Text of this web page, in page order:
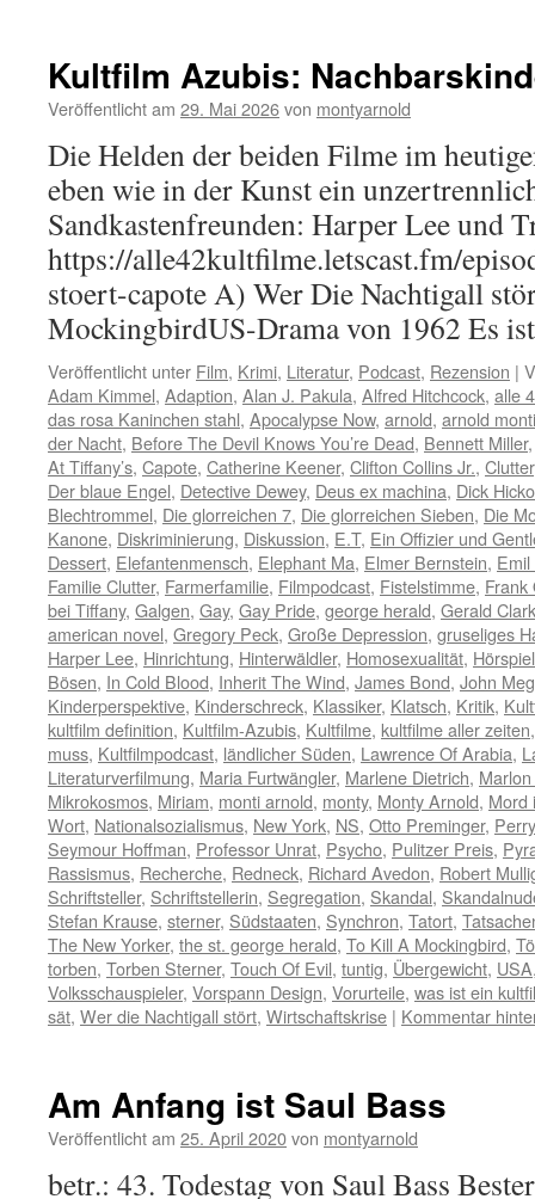
Kultfilm Azubis:
Veröffentlicht am 29. Mai 2026von montyarnold
Die Helden der beiden Filme im
eben wie in der Kunst ein
Sandkastenfreunden: Harper Lee und
https://alle42kultfilme.letscast.fm/
stoert-capote A) Wer Die Nachtigall
MockingbirdUS-Drama von 1962 Es
Veröffentlicht unter Film, Krimi, Literatur, Podcast, Rezension |
Adam Kimmel, Adaption, Alan J. Pakula, Alfred Hitchcock, alle
das rosa Kaninchen stahl, Apocalypse Now, arnold, arnold monti
der Nacht, Before The Devil Knows You’re Dead, Bennett Miller
At Tiffany’s, Capote, Catherine Keener, Clifton Collins Jr., Clutter
Der blaue Engel, Detective Dewey, Deus ex machina, Dick
Blechtrommel, Die glorreichen 7, Die glorreichen Sieben, Die
Kanone, Diskriminierung, Diskussion, E.T, Ein Offizier und
Dessert, Elefantenmensch, Elephant Ma, Elmer Bernstein,
Familie Clutter, Farmerfamilie, Filmpodcast, Fistelstimme, Frank
bei Tiffany, Galgen, Gay, Gay Pride, george herald, Gerald
american novel, Gregory Peck, Große Depression, gruseliges
Harper Lee, Hinrichtung, Hinterwäldler, Homosexualität, Hörspiel
Bösen, In Cold Blood, Inherit The Wind, James Bond, John
Kinderperspektive, Kinderschreck, Klassiker, Klatsch, Kritik,
kultfilm definition, Kultfilm-Azubis, Kultfilme, kultfilme aller zeiten
muss, Kultfilmpodcast, ländlicher Süden, Lawrence Of Arabia,
Literaturverfilmung, Maria Furtwängler, Marlene Dietrich,
Mikrokosmos, Miriam, monti arnold, monty, Monty Arnold, Mord
Wort, Nationalsozialismus, New York, NS, Otto Preminger,
Seymour Hoffman, Professor Unrat, Psycho, Pulitzer Preis,
Rassismus, Recherche, Redneck, Richard Avedon, Robert
Schriftsteller, Schriftstellerin, Segregation, Skandal,
Stefan Krause, sterner, Südstaaten, Synchron, Tatort,
The New Yorker, the st. george herald, To Kill A Mockingbird,
torben, Torben Sterner, Touch Of Evil, tuntig, Übergewicht, USA
Volksschauspieler, Vorspann Design, Vorurteile, was ist ein
sät, Wer die Nachtigall stört, Wirtschaftskrise | Kommentar
Am Anfang ist Saul Bass
Veröffentlicht am 25. April 2020von montyarnold
betr.: 43. Todestag von Saul Bass